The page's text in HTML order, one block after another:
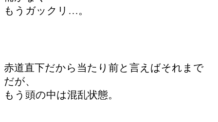
もうガックリ…。
赤道直下だから当たり前と言えばそれまで
だが、
もう頭の中は混乱状態。